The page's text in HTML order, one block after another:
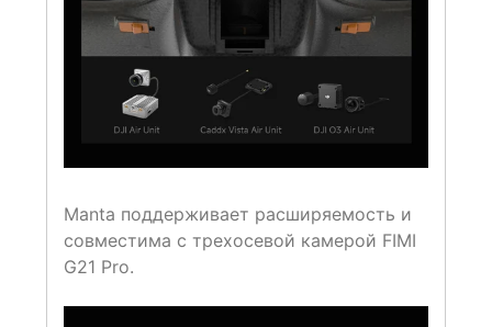
Manta поддерживает расширяемость и
совместима с трехосевой камерой FIMI
G21 Pro.